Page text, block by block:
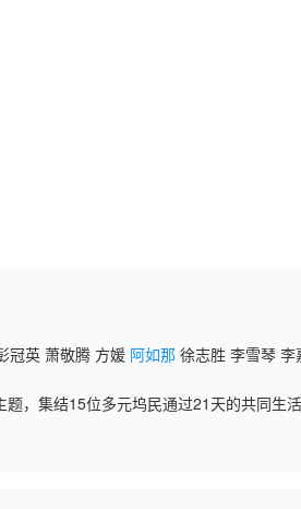
冠英 萧敬腾 方媛 阿如那 徐志胜 李雪琴
题，集结15位多元坞民通过21天的共同生
时代命题。这是一场关于城市更新，社区